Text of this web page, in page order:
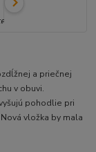
a priečnej
v obuvi.
pohodlie pri
vložka by mala